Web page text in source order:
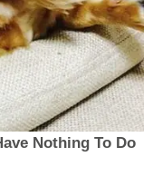
Nothing To Do